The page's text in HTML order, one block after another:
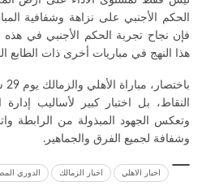
الحكم الأجنبي على نزاهة وشفافية
فإن نجاح تجربة الحكم الأجنبي في هذه
هذا النهج في مباريات أخرى ذات
النقاط، بل اختبار كبير لأساليب
وتعكس الجهود المبذولة من الرابطة
وشفافة لجميع الفرق والجماهير.
اخبار الاهلي اخبار الزمالك الدوري